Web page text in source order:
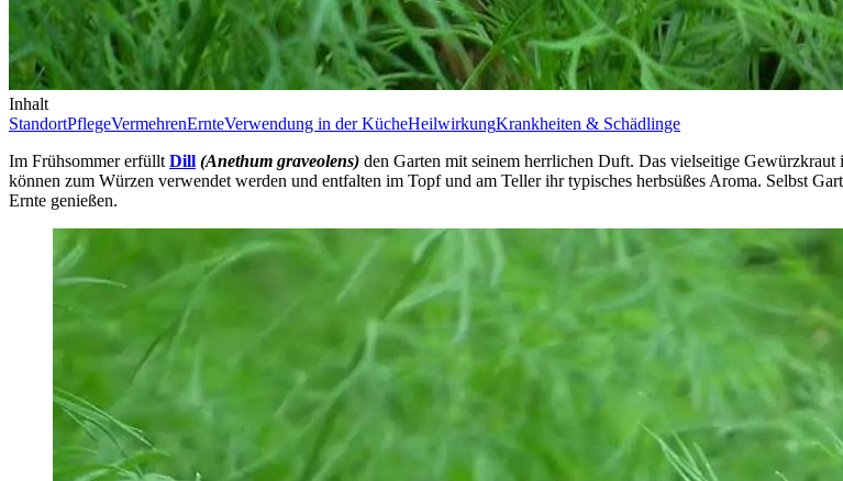
Inhalt
StandortPflegeVermehrenErnteVerwendung in der KücheHeilwirkungKrankheiten & Schädlinge
Im Frühsommer erfüllt Dill (Anethum graveolens) den Garten mit seinem herrlichen Duft. Das vielseitige
können zum Würzen verwendet werden und entfalten im Topf und am Teller ihr typisches herbsüßes Aroma. Selbst
Ernte genießen.